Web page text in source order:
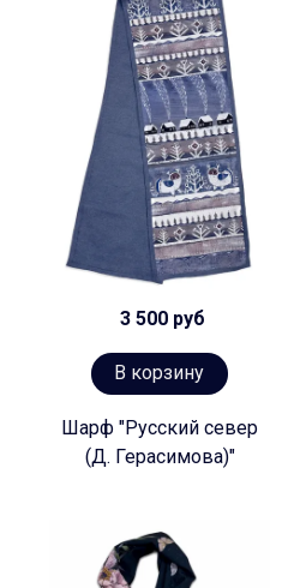
3 500 руб
В корзину
Шарф "Русский север
(Д. Герасимова)"